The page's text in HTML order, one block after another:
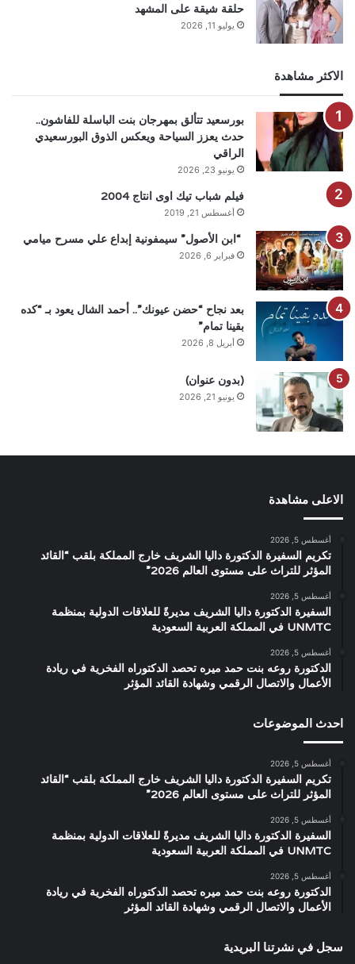
حلقة شيقة على المشهد
يوليو 11, 2026
الاكثر مشاهدة
بورسعيد تتألق بمهرجان بنت الباسلة للفاشون..
حدث يعزز السياحة ويعكس الذوق البورسعيدي
الراقي
يونيو 23, 2026
فيلم شباب تيك اوى انتاج 2004
أغسطس 21, 2019
“ابن الأصول” سيمفونية إبداع علي مسرح ميامي
فبراير 6, 2026
بعد نجاح “حضن عيونك”.. أحمد الشال يعود بـ “كده
بقينا تمام”
أبريل 8, 2026
(بدون عنوان)
يونيو 21, 2026
الاعلى مشاهدة
أغسطس 5, 2026
تكريم السفيرة الدكتورة داليا الشريف خارج المملكة بلقب “القائد
المؤثر للتراث على مستوى العالم 2026”
أغسطس 5, 2026
السفيرة الدكتورة داليا الشريف مديرةً للعلاقات الدولية بمنظمة
UNMTC في المملكة العربية السعودية
أغسطس 5, 2026
الدكتورة روعه بنت حمد ميره تحصد الدكتوراه الفخرية في ريادة
الأعمال والاتصال الرقمي وشهادة القائد المؤثر
احدث الموضوعات
أغسطس 5, 2026
تكريم السفيرة الدكتورة داليا الشريف خارج المملكة بلقب “القائد
المؤثر للتراث على مستوى العالم 2026”
أغسطس 5, 2026
السفيرة الدكتورة داليا الشريف مديرةً للعلاقات الدولية بمنظمة
UNMTC في المملكة العربية السعودية
أغسطس 5, 2026
الدكتورة روعه بنت حمد ميره تحصد الدكتوراه الفخرية في ريادة
الأعمال والاتصال الرقمي وشهادة القائد المؤثر
سجل في نشرتنا البريدية